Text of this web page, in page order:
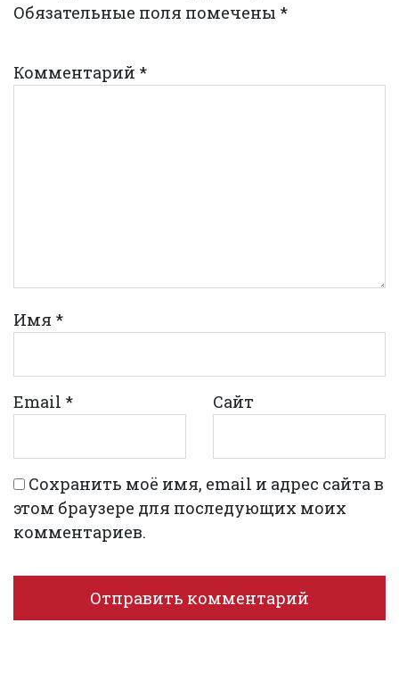
Обязательные поля помечены *
Комментарий *
Имя *
Email * Сайт
Сохранить моё имя, email и адрес сайта в
этом браузере для последующих моих
комментариев.